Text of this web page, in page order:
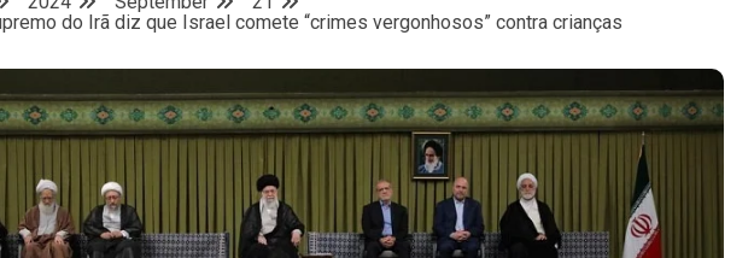
do Irã diz que Israel comete “crimes vergonhosos” contra crianças